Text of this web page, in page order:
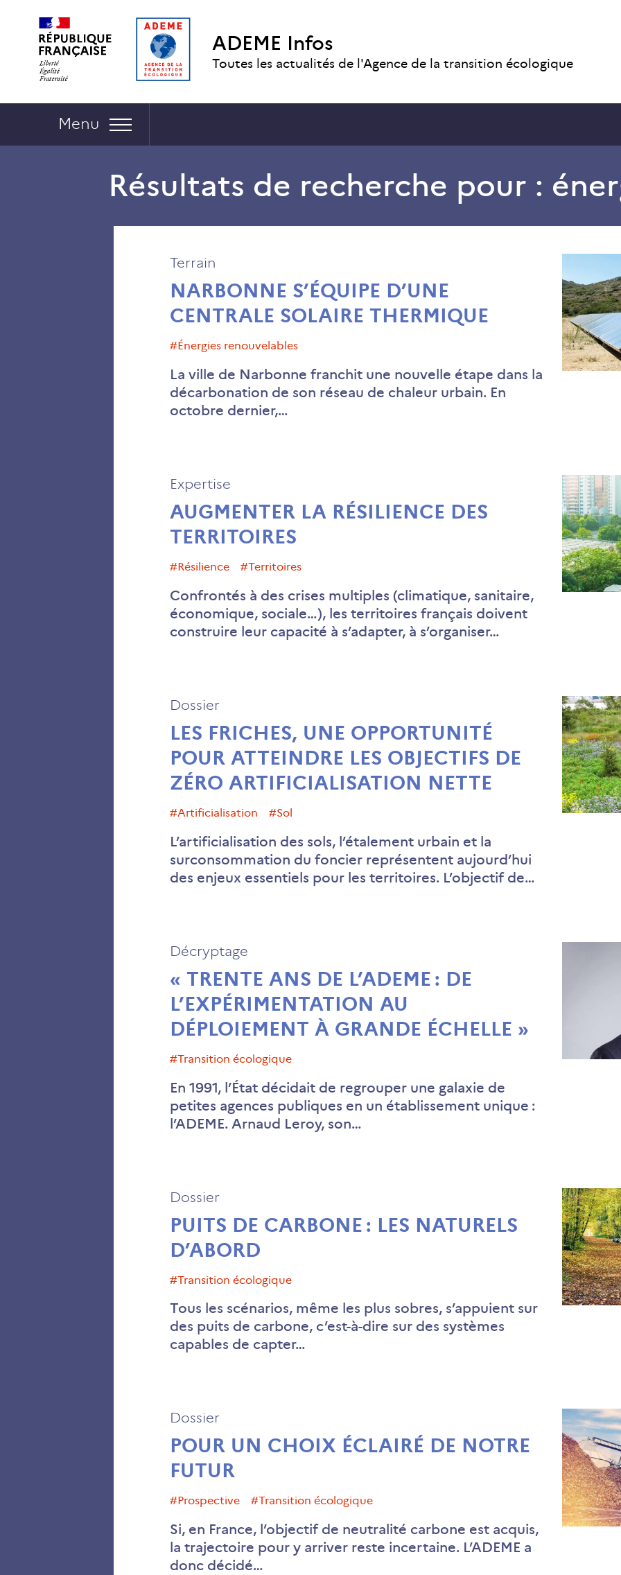
contenu
menu
cookies
ADEME Infos
Toutes les actualités de l'Agence de la transition écologique
Navigation :
Menu
Résultats de recherche pour :
NARBONNE S’ÉQUIPE D’UNE
CENTRALE SOLAIRE THERMIQUE
Terrain
#Énergies renouvelables
La ville de Narbonne franchit une nouvelle étape dans la
décarbonation de son réseau de chaleur urbain. En
octobre dernier,…
AUGMENTER LA RÉSILIENCE DES
TERRITOIRES
Expertise
#résilience #territoires
Confrontés à des crises multiples (climatique, sanitaire,
économique, sociale…), les territoires français doivent
construire leur capacité à s’adapter, à s’organiser…
LES FRICHES, UNE OPPORTUNITÉ
POUR ATTEINDRE LES OBJECTIFS DE
ZÉRO ARTIFICIALISATION NETTE
Dossier
#artificialisation #sol
L’artificialisation des sols, l’étalement urbain et la
surconsommation du foncier représentent aujourd’hui
des enjeux essentiels pour les territoires. L’objectif de…
« TRENTE ANS DE L’ADEME : DE
L’EXPÉRIMENTATION AU
DÉPLOIEMENT À GRANDE ÉCHELLE »
Décryptage
#transition écologique
En 1991, l’État décidait de regrouper une galaxie de
petites agences publiques en un établissement unique :
l’ADEME. Arnaud Leroy, son…
PUITS DE CARBONE : LES NATURELS
D’ABORD
Dossier
#transition écologique
Tous les scénarios, même les plus sobres, s’appuient sur
des puits de carbone, c’est-à-dire sur des systèmes
capables de capter…
POUR UN CHOIX ÉCLAIRÉ DE NOTRE
FUTUR
Dossier
#prospective #transition écologique
Si, en France, l’objectif de neutralité carbone est acquis,
la trajectoire pour y arriver reste incertaine. L’ADEME a
donc décidé…